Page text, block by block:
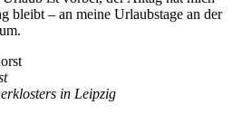
bleibt – an meine Urlaubstage an der
in Leipzig